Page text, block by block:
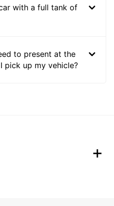
with a full tank of
to present at the
pick up my vehicle?